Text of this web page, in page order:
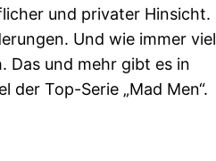
und privater Hinsicht.
Und wie immer viel
Das und mehr gibt es in
der Top-Serie „Mad Men“.